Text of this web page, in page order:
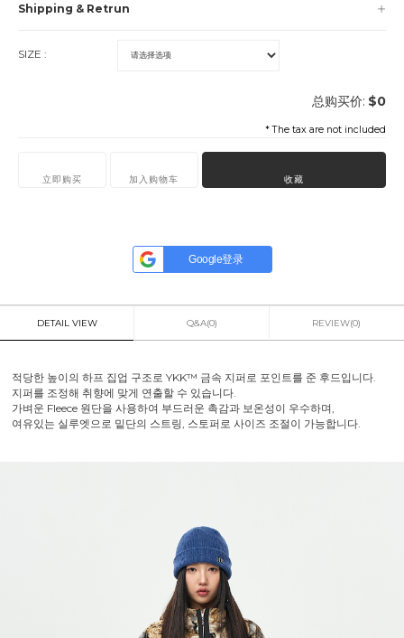
Shipping & Retrun
SIZE :
总购买价: $0
* The tax are not included
立即购买 加入购物车 收藏
Google登录
DETAIL VIEW Q&A(0) REVIEW(0)
적당한 높이의 하프 집업 구조로 YKK™ 금속 지퍼로 포인트를 준 후드입니다.
지퍼를 조정해 취향에 맞게 연출할 수 있습니다.
가벼운 Fleece 원단을 사용하여 부드러운 촉감과 보온성이 우수하며,
여유있는 실루엣으로 밑단의 스트링, 스토퍼로 사이즈 조절이 가능합니다.